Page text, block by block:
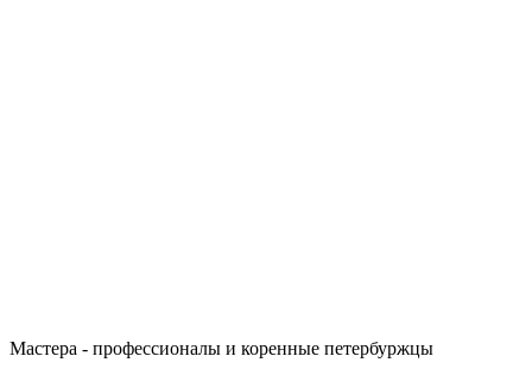
Мастера - профессионалы и коренные петербуржцы